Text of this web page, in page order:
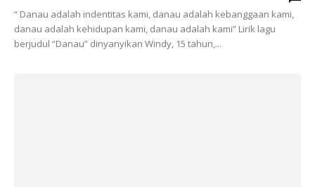
“ Danau adalah indentitas kami, danau adalah kebanggaan kami,
danau adalah kehidupan kami, danau adalah kami” Lirik lagu
berjudul “Danau” dinyanyikan Windy, 15 tahun,...